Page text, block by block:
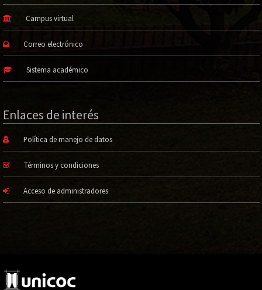
Campus virtual
Correo electrónico
Sistema académico
Enlaces de interés
Política de manejo de datos
Términos y condiciones
Acceso de administradores